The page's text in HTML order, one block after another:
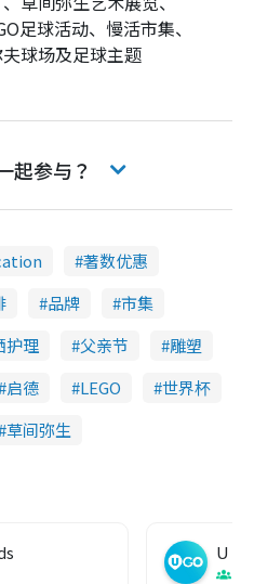
足球活动、慢活市集、
球场及足球主题
起参与？
著数优惠
品牌
市集
护理 父亲节
雕塑
启德 LEGO
世界杯
草间弥生
U GO